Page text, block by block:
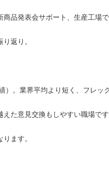
品発表会サポート、生産工場で
返り。
。業界平均より短く、フレッ
た意見交換もしやすい職場です
ます。